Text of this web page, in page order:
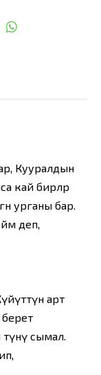
Кууралдын
бирөөлөр
урганы бар.
деп,
арт
сымал.